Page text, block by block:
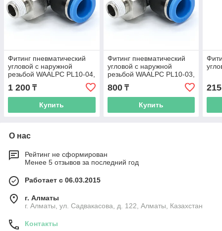
Фитинг пневматический
угловой с наружной
резьбой WAALPC PL10-04,
1 200 ₸
Купить
Фитинг пневматический
угловой с наружной
резьбой WAALPC PL10-03,
R3/8"
800₸
Купить
215
О нас
Рейтинг не сформирован
Менее 5 отзывов за последний год
Работает с 06.03.2015
г. Алматы
г. Алматы, ул. Садвакасова, д. 122, Алматы, Казахстан
Контакты